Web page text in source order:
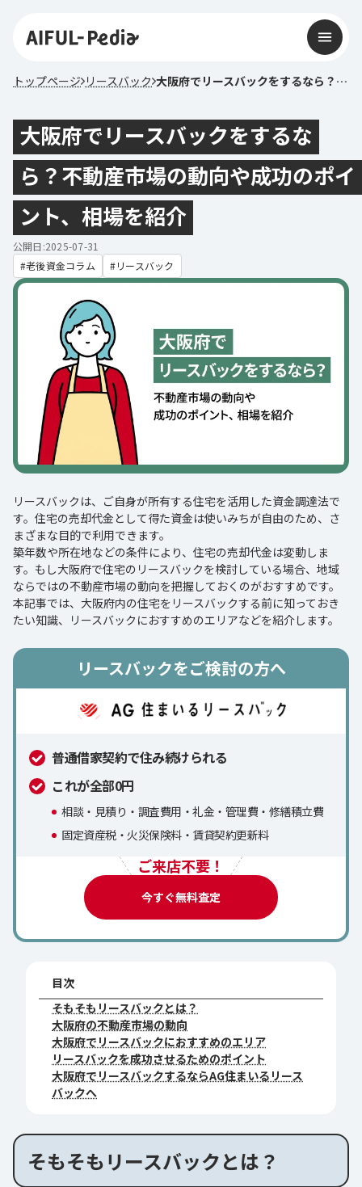
トップページ リースバック 大阪府でリースバックをするなら？不動産市場の動向や成功のポイント、相場を紹介
大阪府でリースバックをするな
ら？不動産市場の動向や成功のポイ
ント、相場を紹介
公開日:2025-07-31
老後資金コラム
リースバック
リースバックは、ご自身が所有する住宅を活用した資金調達法で
す。住宅の売却代金として得た資金は使いみちが自由のため、さ
まざまな目的で利用できます。
築年数や所在地などの条件により、住宅の売却代金は変動しま
す。もし大阪府で住宅のリースバックを検討している場合、地域
ならではの不動産市場の動向を把握しておくのがおすすめです。
本記事では、大阪府内の住宅をリースバックする前に知っておき
たい知識、リースバックにおすすめのエリアなどを紹介します。
リースバックをご検討の方へ
普通借家契約で住み続けられる
これが全部0円
相談・見積り・調査費用・礼金・管理費・修繕積立費
固定資産税・火災保険料・賃貸契約更新料
ご来店不要！
今すぐ無料査定
目次
そもそもリースバックとは？
大阪府の不動産市場の動向
大阪府でリースバックにおすすめのエリア
リースバックを成功させるためのポイント
大阪府でリースバックするならAG住まいるリース
バックへ
そもそもリースバックとは？